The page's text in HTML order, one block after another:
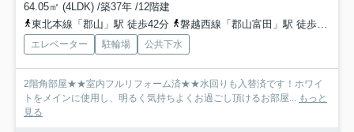
64.05㎡ (4LDK) /築37年 /12階建
東北本線「郡山」駅 徒歩42分
磐越西線「郡山富田」駅 徒歩21分
エレベーター 駐輪場 公共下水
2階角部屋★★室内フルリフォーム済★★水回りも入替済です！ホワイ
トをメインに使用し、明るく気持ちよくお過ごし頂けるお部屋... もっと
見る